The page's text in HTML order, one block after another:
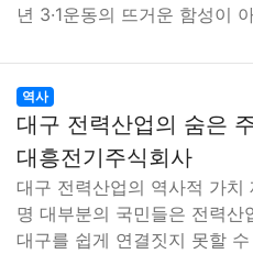
년 3·1운동의 뜨거운 함성이
역사
대구 전력산업의 숨은
대흥전기주식회사
대구 전력산업의 역사적 가치
명 대부분의 국민들은 전력산
대구를 쉽게 연결짓지 못할